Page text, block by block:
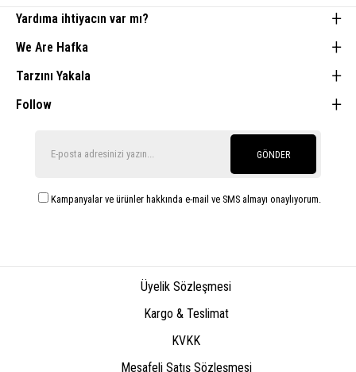
Yardıma ihtiyacın var mı?
We Are Hafka
Tarzını Yakala
Follow
GÖNDER
Kampanyalar ve ürünler hakkında e-mail ve SMS almayı onaylıyorum.
Üyelik Sözleşmesi
Kargo & Teslimat
KVKK
Mesafeli Satış Sözleşmesi